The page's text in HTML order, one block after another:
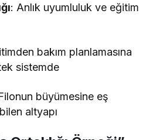
: Anlık uyumluluk ve eğitim
bakım planlamasına
sistemde
büyümesine eş
altyapı